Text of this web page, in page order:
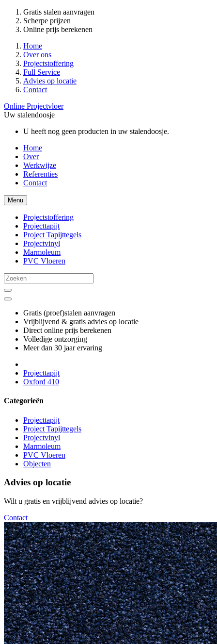
Gratis stalen aanvragen
Scherpe prijzen
Online prijs berekenen
Home
Over ons
Projectstoffering
Full Service
Advies op locatie
Contact
Online Projectvloer
Uw stalendoosje
U heeft nog geen producten in uw stalendoosje.
Home
Over
Werkwijze
Referenties
Contact
Menu
Projectstoffering
Projecttapijt
Project Tapijttegels
Projectvinyl
Marmoleum
PVC Vloeren
Gratis (proef)stalen aanvragen
Vrijblijvend & gratis advies op locatie
Direct online prijs berekenen
Volledige ontzorging
Meer dan 30 jaar ervaring
Projecttapijt
Oxford 410
Categorieën
Projecttapijt
Project Tapijttegels
Projectvinyl
Marmoleum
PVC Vloeren
Objecten
Advies op locatie
Wilt u gratis en vrijblijvend advies op locatie?
Contact